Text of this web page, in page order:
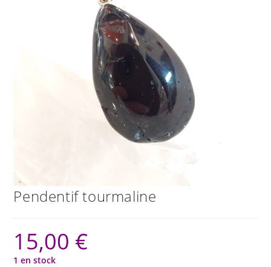
Pendentif tourmaline
15,00 €
1 en stock